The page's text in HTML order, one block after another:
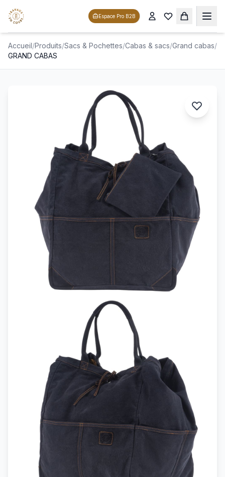
Espace Pro B2B
Accueil/Produits/Sacs & Pochettes/Cabas & sacs/Grand cabas/
GRAND CABAS